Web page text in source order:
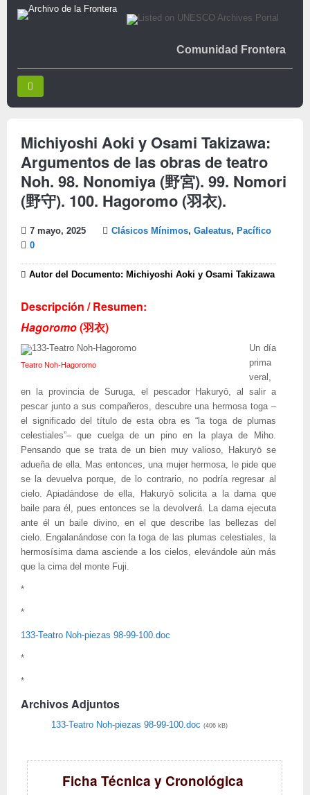
Comunidad Frontera
Michiyoshi Aoki y Osami Takizawa:
Argumentos de las obras de teatro
Noh. 98. Nonomiya (野宮). 99. Nomori
(野守). 100. Hagoromo (羽衣).
7 mayo, 2025 Clásicos Mínimos, Galeatus, Pacífico
0
Autor del Documento: Michiyoshi Aoki y Osami Takizawa
Descripción / Resumen:
Hagoromo(羽衣)
Teatro Noh-Hagoromo
Un día
prima
veral,
en la provincia de Suruga, el pescador Hakuryō, al salir a
pescar junto a sus compañeros, descubre una hermosa toga –
el significado del título de esta obra es “la toga de plumas
celestiales”– que cuelga de un pino en la playa de Miho.
Pensando que se trata de un bien muy valioso, Hakuryō se
adueña de ella. Mas entonces, una mujer hermosa, le pide que
se la devuelva porque, de lo contrario, no podría regresar al
cielo. Apiadándose de ella, Hakuryō solicita a la dama que
baile para él, pues entonces se la devolverá. La dama ejecuta
ante él un baile divino, en el que describe las bellezas del
cielo. Engalanándose con la toga de las plumas celestiales, la
hermosísima dama asciende a los cielos, elevándole aún más
que la cima del monte Fuji.
*
*
133-Teatro Noh-piezas 98-99-100.doc
*
*
Archivos Adjuntos
133-Teatro Noh-piezas 98-99-100.doc (406 kB)
Ficha Técnica y Cronológica